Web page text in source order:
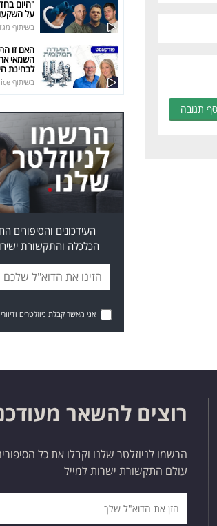
תגובה
"היום
על
בשיתוף
האם זו
השמאי
לבחינת
בשיתוף ice פרויקטים
העידכונים והסיפורים
הכלכלה והתקשורת
אני מאשר קבלת ניוזלטרים
רוצים להשאר
הרשמו לניוזלטר שלנו וקבלו את כל
עולם התקשורת ישרות למייל